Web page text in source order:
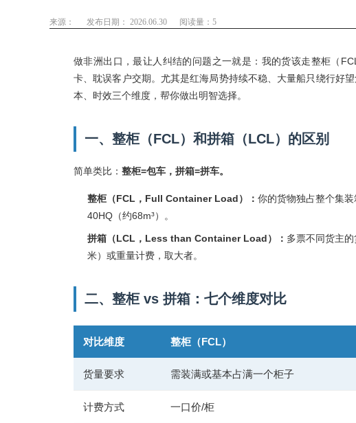
来源： 发布日期： 2026.06.30 阅读量： 5
做非洲出口，最让人纠结的问题之一就是：我的货该走整柜（
卡、耽误客户交期。尤其是红海局势持续不稳、大量船只绕行好
本、时效三个维度，帮你做出明智选择。
一、整柜（FCL）和拼箱（LCL）的区别
简单类比： 整柜=包车，拼箱=拼车。
整柜（FCL，Full Container Load）： 你的货物独占整个集装
40HQ（约68m³）。
拼箱（LCL，Less than Container Load）： 多票不同货主
米）或重量计费，取大者。
二、整柜 vs 拼箱：七个维度对比
对比维度 整柜（FCL）
货量要求 需装满或基本占满一个柜子
计费方式 一口价/柜